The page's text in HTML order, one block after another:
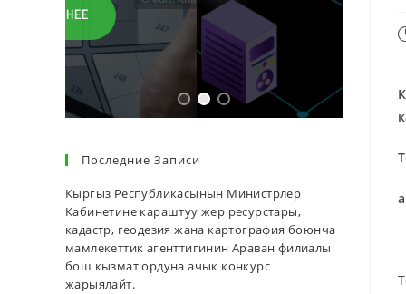
Последние Записи
Кыргыз Республикасынын Министрлер
Кабинетине караштуу жер ресурстары,
кадастр, геодезия жана картография боюнча
мамлекеттик агенттигинин Араван филиалы
бош кызмат ордуна ачык конкурс
жарыялайт.